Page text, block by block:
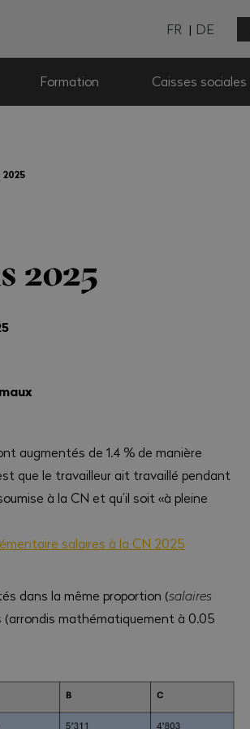
FR DE
Formation Caisses sociales
2025
augmentés de 1.4 % de manière
que le travailleur ait travaillé pendant
à la CN et qu’il soit «à pleine
salaires à la CN 2025
dans la même proportion (salaires
(arrondis mathématiquement à 0.05